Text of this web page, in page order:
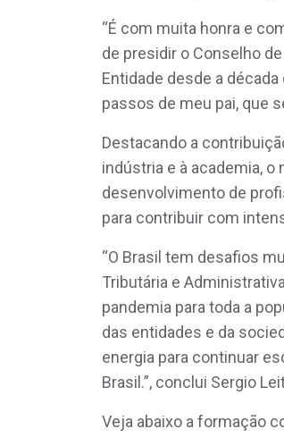
“É com muita honra e
de presidir o Conselho
Entidade desde a
passos de meu pai, que
Destacando a
indústria e à academia,
desenvolvimento de
para contribuir com
“O Brasil tem desafios
Tributária e
pandemia para toda a
das entidades e da
energia para continuar
Brasil.”, conclui Sergio
Veja abaixo a formação